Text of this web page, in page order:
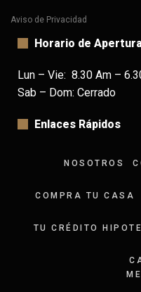
Aviso de Privacidad
Horario de
Lun – Vie: 8.30 Am –
Sab – Dom: Cerrado
Enlaces Rápidos
NOSOTROS
COMPRA TU CASA
TU CRÉDITO